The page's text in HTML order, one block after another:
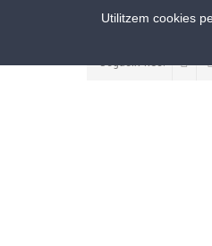
Segueix-nos:
Utilitzem cookies